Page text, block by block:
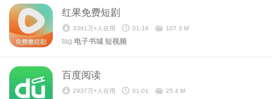
红果免费短剧
3391万+人在用 01-16 107.3 M
tag 电子书城 短视频
百度阅读
2937万+人在用 01-01 25.4 M